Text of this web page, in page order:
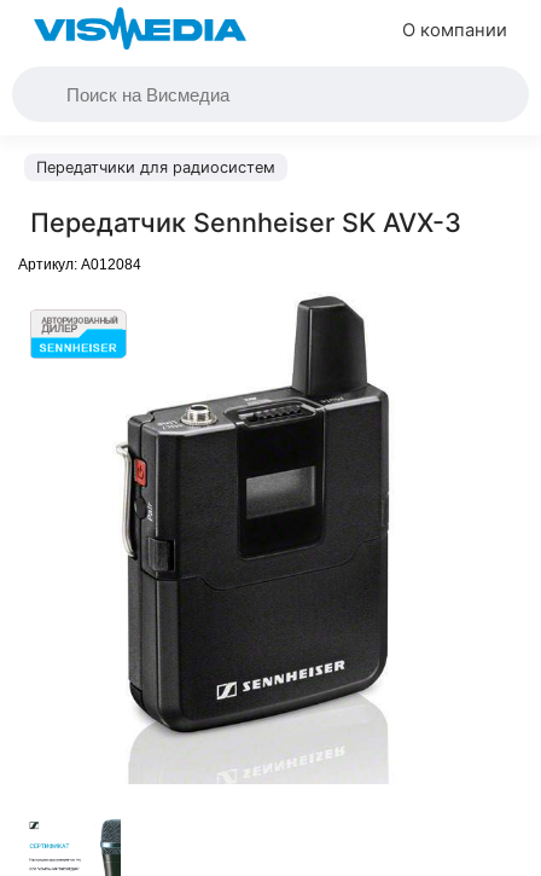
О компании
Передатчики для радиосистем
Передатчик Sennheiser SK AVX-3
Артикул: A012084